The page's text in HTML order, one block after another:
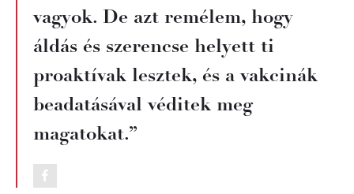
vagyok. De azt remélem, hogy
áldás és szerencse helyett ti
proaktívak lesztek, és a vakcinák
beadatásával véditek meg
magatokat.”